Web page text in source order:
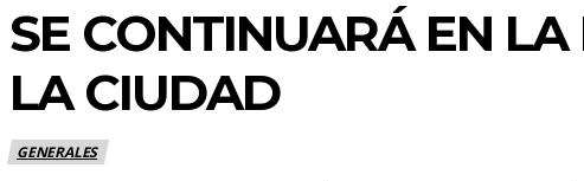
SE CONTINUARÁ EN
LA CIUDAD
GENERALES